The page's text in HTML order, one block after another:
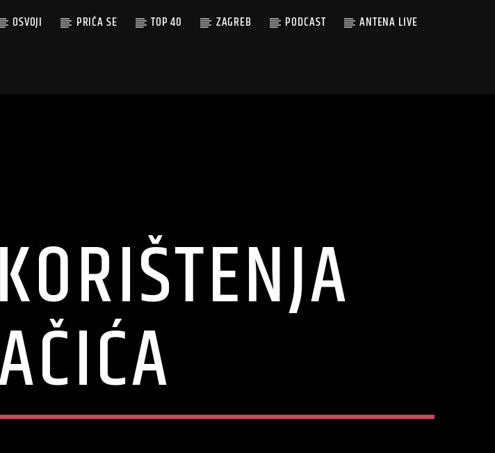
OSVOJI PRIČA SE TOP 40 ZAGREB PODCAST ANTENA LIVE